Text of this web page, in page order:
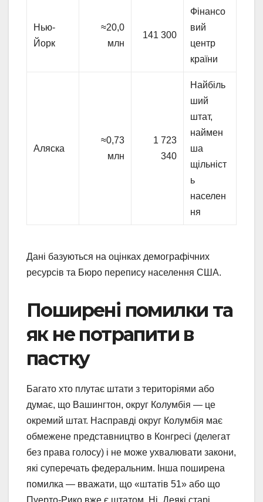
Нью-
Йорк
≈20,0
млн
141 300
Фінансо
вий
центр
країни
Аляска
≈0,73
млн
1 723
340
Найбіль
ший
штат,
наймен
ша
щільніст
ь
населен
ня
Дані базуються на оцінках демографічних
ресурсів та Бюро перепису населення США.
Поширені помилки та
як не потрапити в
пастку
Багато хто плутає штати з територіями або
думає, що Вашингтон, округ Колумбія — це
окремий штат. Насправді округ Колумбія має
обмежене представництво в Конгресі (делегат
без права голосу) і не може ухвалювати закони,
які суперечать федеральним. Інша поширена
помилка — вважати, що «штатів 51» або що
Пуерто-Рико вже є штатом. Ні. Деякі старі